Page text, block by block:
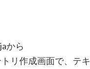
から
リ作成画面で、テキ